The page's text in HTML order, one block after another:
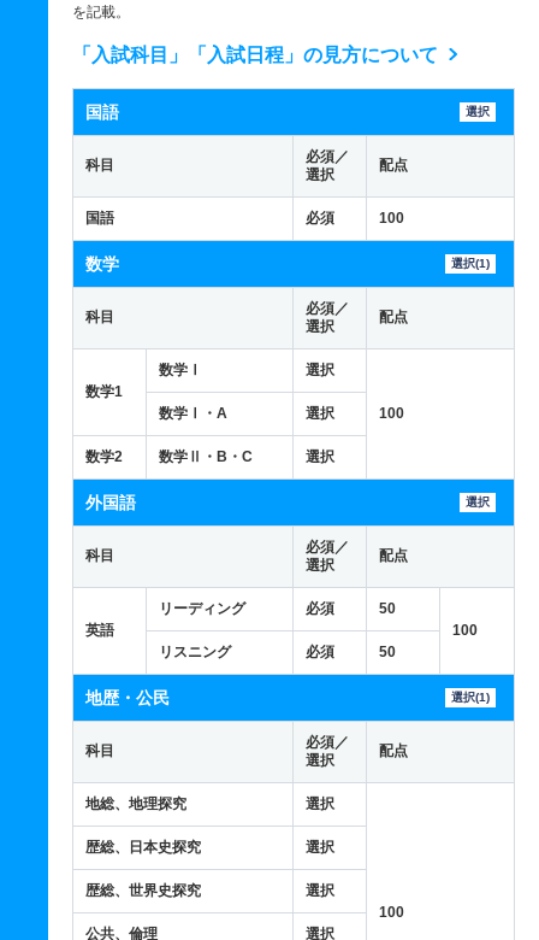
を記載。
「入試科目」「入試日程」の見方について
国語 選択
科目
必須／
選択
配点
国語 必須 100
数学 選択(1)
科目
必須／
選択
配点
数学1
数学Ⅰ 選択
100
数学Ⅰ・A 選択
数学2 数学Ⅱ・B・C 選択
外国語 選択
科目
必須／
選択
配点
英語
リーディング 必須
50
100
リスニング
必須 50
地歴・公民 選択(1)
科目
必須／
選択
配点
地総、地理探究 選択
100
歴総、日本史探究 選択
歴総、世界史探究 選択
公共、倫理 選択